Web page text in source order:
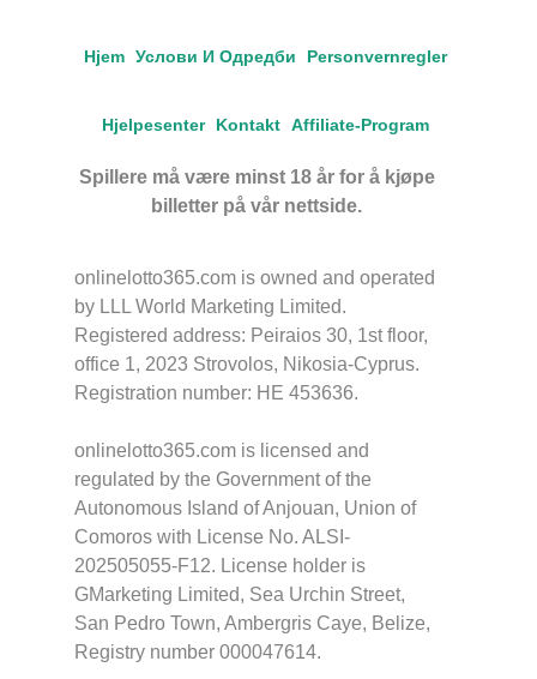
Hjem Услови И Одредби Personvernregler
Hjelpesenter Kontakt Affiliate-Program
Spillere må være minst 18 år for å kjøpe
billetter på vår nettside.
onlinelotto365.com is owned and operated
by LLL World Marketing Limited.
Registered address: Peiraios 30, 1st floor,
office 1, 2023 Strovolos, Nikosia-Cyprus.
Registration number: HE 453636.
onlinelotto365.com is licensed and
regulated by the Government of the
Autonomous Island of Anjouan, Union of
Comoros with License No. ALSI-
202505055-F12. License holder is
GMarketing Limited, Sea Urchin Street,
San Pedro Town, Ambergris Caye, Belize,
Registry number 000047614.